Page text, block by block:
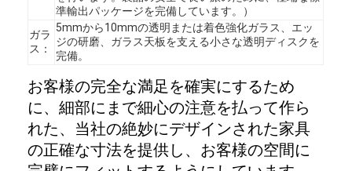
ビデオ
VRショー
私たちについて
工場見学
品質管理
準輸出パッケージを完備しています。）
ガラ
ス：
5mmから10mmの透明または着色強化ガラス、エッ
ジの研磨、ガラス天板を支える小さな透明ディスクを
完備。
お客様の完全な満足を確実にするため
に、細部にまで細心の注意を払って作ら
れた、当社の絶妙にデザインされた家具
の正確な寸法を提供し、お客様の空間に